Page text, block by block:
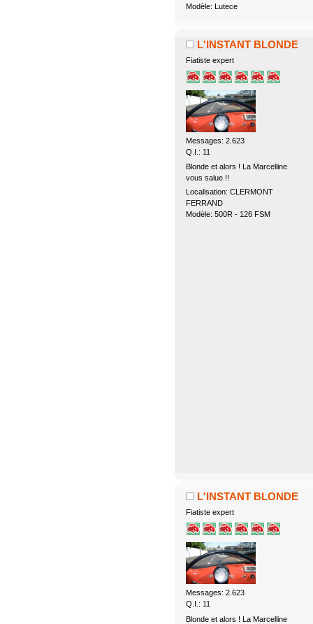
Modèle: Lutece
L'INSTANT BLONDE
Fiatiste expert
Messages: 2.623
Q.I.: 11
Blonde et alors ! La Marcelline
vous salue !!
Localisation: CLERMONT
FERRAND
Modèle: 500R - 126 FSM
L'INSTANT BLONDE
Fiatiste expert
Messages: 2.623
Q.I.: 11
Blonde et alors ! La Marcelline